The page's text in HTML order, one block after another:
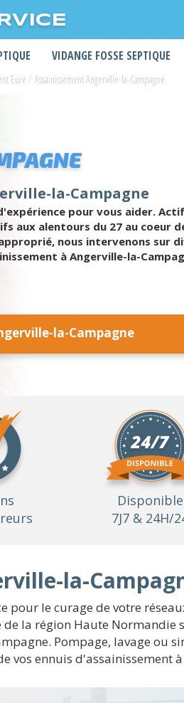
VIDANGE FOSSE SEPTIQUE
Eure / Assainissement Angerville-la-Campagne
la-Campagne
pour vous aider.
aux alentours du 27 au coeur
nous intervenons sur
à Angerville-la-
la-Campagne
Disponible
7J7 & 24H/
la-
pour le curage de votre
la région Haute
Pompage, lavage ou
vos ennuis d'assainissement